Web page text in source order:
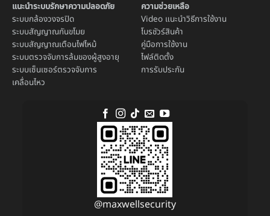
แนะนำระบบรักษาความปลอดภัย
ระบบกล้องวงจรปิด
ระบบสัญญาณกันขโมย
ระบบสัญญาณเตือนไฟไหม้
ระบบตรวจจับการล้มของผู้สูงอายุ
ระบบเซ็นเซอร์ตรวจจับการ
เคลื่อนไหว
ความช่วยเหลือ
Video แนะนำวิธีการใช้งาน
โบรชัวร์สินค้า
คู่มือการใช้งาน
ไฟล์ติดตั้ง
การรับประกัน
@maxwellsecurity